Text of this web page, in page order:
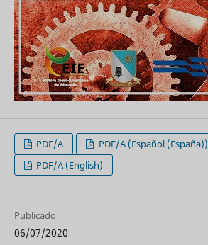
PDF/A
PDF/A (Español (España))
PDF/A (English)
Publicado
06/07/2020